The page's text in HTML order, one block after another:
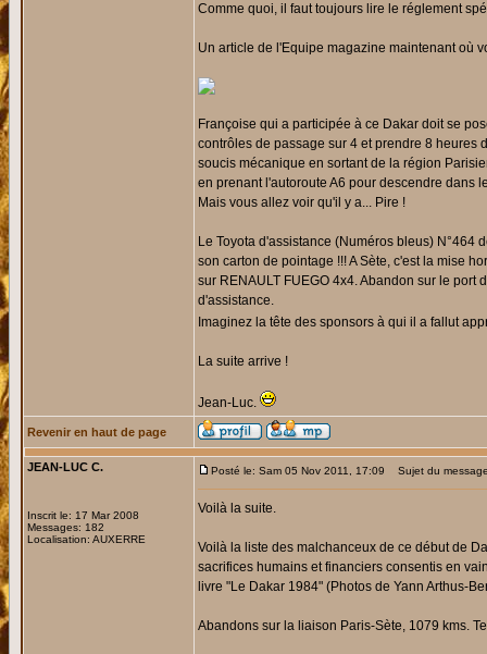
Comme quoi, il faut toujours lire le réglement
Un article de l'Equipe magazine maintenant où
Françoise qui a participée à ce Dakar doit se
contrôles de passage sur 4 et prendre 8 heures
soucis mécanique en sortant de la région
en prenant l'autoroute A6 pour descendre dans
Mais vous allez voir qu'il y a... Pire !
Le Toyota d'assistance (Numéros bleus) N°464
son carton de pointage !!! A Sète, c'est la mise
sur RENAULT FUEGO 4x4. Abandon sur le
d'assistance.
Imaginez la tête des sponsors à qui il a fallut
La suite arrive !
Jean-Luc.
Revenir en haut de page
JEAN-LUC C.
Inscrit le: 17 Mar 2008
Messages: 182
Localisation: AUXERRE
Posté le: Sam 05 Nov 2011, 17:09 Sujet du
Voilà la suite.
Voilà la liste des malchanceux de ce début de
sacrifices humains et financiers consentis en
livre "Le Dakar 1984" (Photos de Yann Arthus-
Abandons sur la liaison Paris-Sète, 1079 kms.